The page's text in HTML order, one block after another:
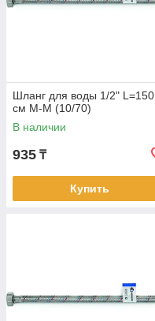
Шланг для воды 1/2" L=150
см М-М (10/70)
В наличии
935 ₸
Купить